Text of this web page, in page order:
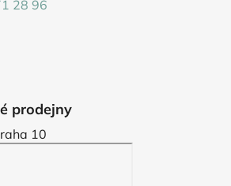
28 96
prodejny
10